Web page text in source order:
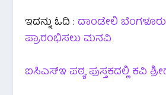
ಇದನ್ನು ಓದಿ :ದಾಂಡೇಲಿ ಬೆಂಗಳೂರು
ಪ್ರಾರಂಭಿಸಲು ಮನವಿ
ಐಸಿಎಸ್ಇ ಪಠ್ಯ ಪುಸ್ತಕದಲ್ಲಿ ಕವಿ